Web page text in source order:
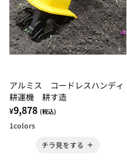
アルミス コードレスハンディ
耕運機 耕す造
¥9,878 (税込)
1colors
チラ見をする